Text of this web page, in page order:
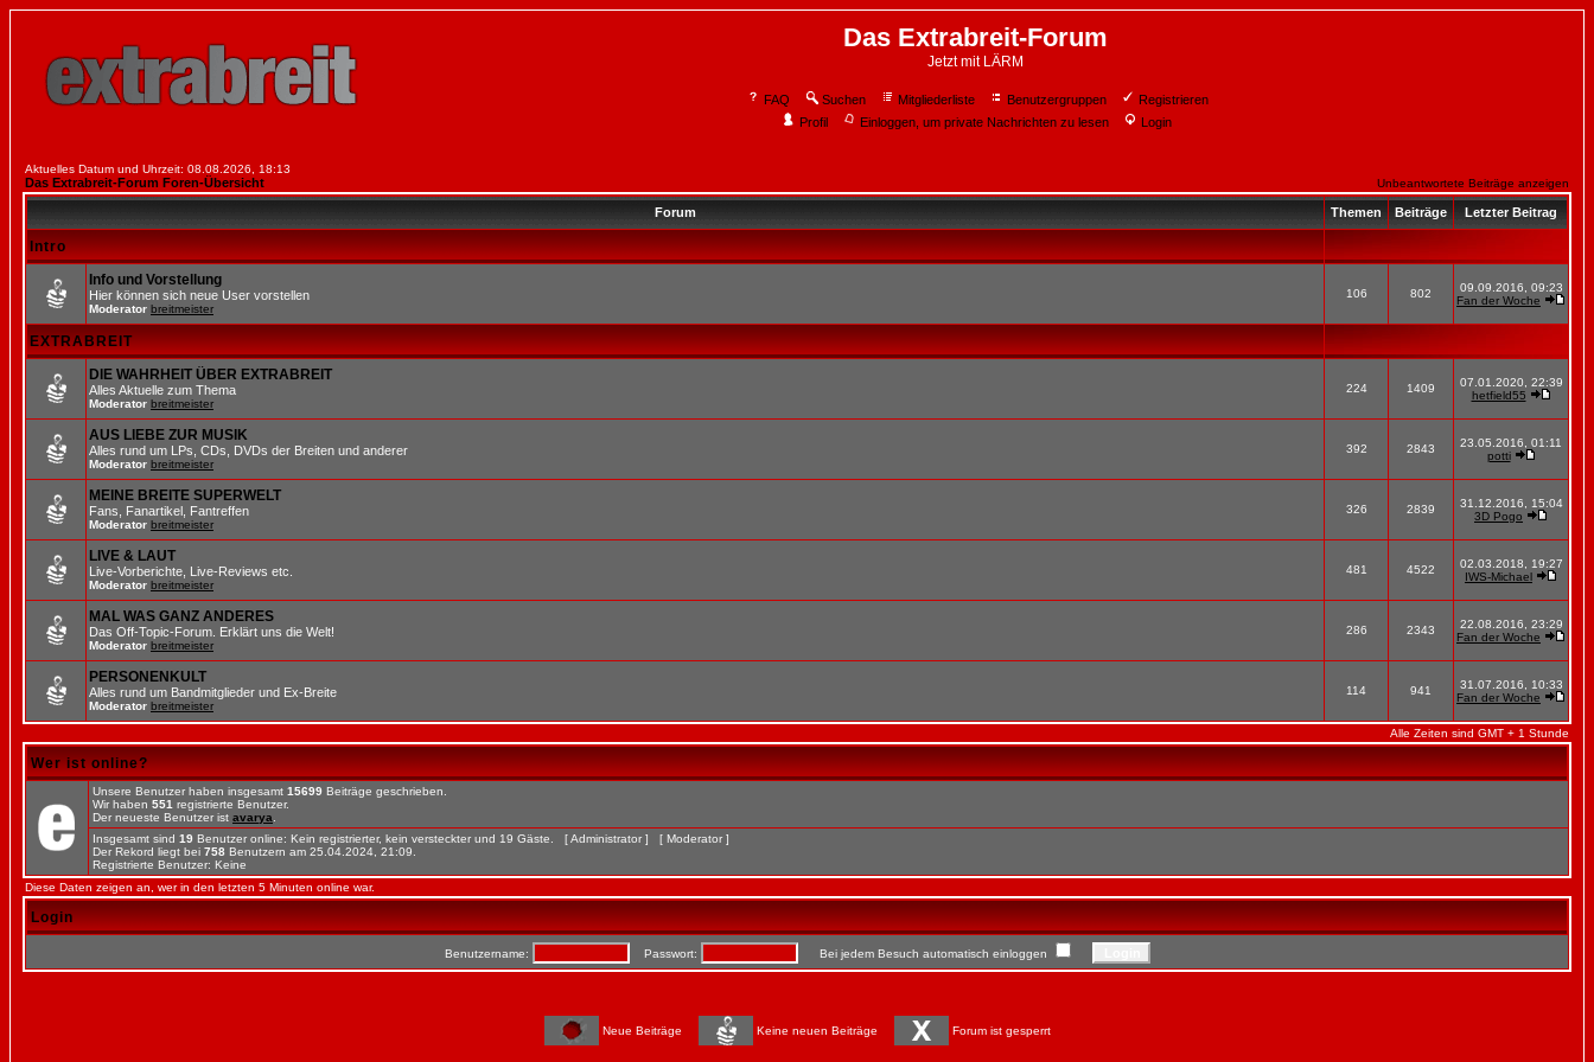
Das Extrabreit-Forum
Jetzt mit LÄRM
FAQ Suchen Mitgliederliste Benutzergruppen
Registrieren
Profil
Einloggen, um private Nachrichten zu lesen Login
Aktuelles Datum und Uhrzeit: 08.08.2026, 18:13
Das Extrabreit-Forum Foren-Übersicht Unbeantwortete Beiträge anzeigen
Forum Themen Beiträge Letzter Beitrag
Intro
Info und Vorstellung
Hier können sich neue User vorstellen
Moderator breitmeister
106 802
09.09.2016, 09:23
Fan der Woche
EXTRABREIT
DIE WAHRHEIT ÜBER EXTRABREIT
Alles Aktuelle zum Thema
Moderator breitmeister
224 1409
07.01.2020, 22:39
hetfield55
AUS LIEBE ZUR MUSIK
Alles rund um LPs, CDs, DVDs der Breiten und anderer
Moderator breitmeister
392 2843
23.05.2016, 01:11
potti
MEINE BREITE SUPERWELT
Fans, Fanartikel, Fantreffen
Moderator breitmeister
326 2839
31.12.2016, 15:04
3D Pogo
LIVE & LAUT
Live-Vorberichte, Live-Reviews etc.
Moderator breitmeister
481 4522
02.03.2018, 19:27
IWS-Michael
MAL WAS GANZ ANDERES
Das Off-Topic-Forum. Erklärt uns die Welt!
Moderator breitmeister
286 2343
22.08.2016, 23:29
Fan der Woche
PERSONENKULT
Alles rund um Bandmitglieder und Ex-Breite
Moderator breitmeister
114 941
31.07.2016, 10:33
Fan der Woche
Alle Zeiten sind GMT + 1 Stunde
Wer ist online?
Unsere Benutzer haben insgesamt 15699 Beiträge geschrieben.
Wir haben 551 registrierte Benutzer.
Der neueste Benutzer ist avarya
Insgesamt sind 19 Benutzer online: Kein registrierter, kein versteckter und 19 Gäste. [Administrator ] [ Moderator ]
Der Rekord liegt bei 758 Benutzern am 25.04.2024, 21:09.
Registrierte Benutzer: Keine
Diese Daten zeigen an, wer in den letzten 5 Minuten online war.
Login
Benutzername: Passwort: Bei jedem Besuch automatisch einloggen
Neue Beiträge Keine neuen Beiträge Forum ist gesperrt